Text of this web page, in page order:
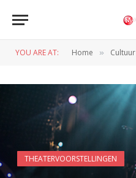
YOU ARE AT: Home » Cultuur
THEATERVOORSTELLINGEN